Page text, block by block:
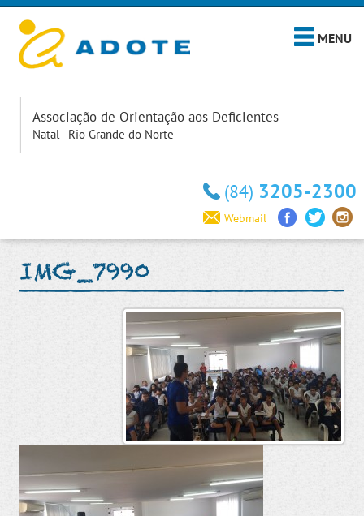
MENU
Associação de Orientação aos Deficientes
Natal - Rio Grande do Norte
(84) 3205-2300
Webmail
IMG_7990